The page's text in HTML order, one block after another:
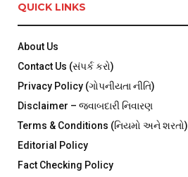
QUICK LINKS
About Us
Contact Us (સંપર્ક કરો)
Privacy Policy (ગોપનીયતા નીતિ)
Disclaimer – જવાબદારી નિવારણ
Terms & Conditions (નિયમો અને શરતો)
Editorial Policy
Fact Checking Policy